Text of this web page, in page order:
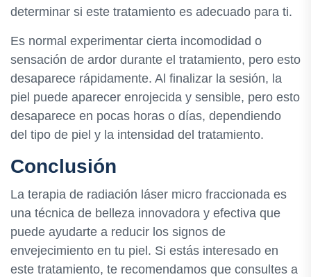
determinar si este tratamiento es adecuado para ti.
Es normal experimentar cierta incomodidad o
sensación de ardor durante el tratamiento, pero esto
desaparece rápidamente. Al finalizar la sesión, la
piel puede aparecer enrojecida y sensible, pero esto
desaparece en pocas horas o días, dependiendo
del tipo de piel y la intensidad del tratamiento.
Conclusión
La terapia de radiación láser micro fraccionada es
una técnica de belleza innovadora y efectiva que
puede ayudarte a reducir los signos de
envejecimiento en tu piel. Si estás interesado en
este tratamiento, te recomendamos que consultes a